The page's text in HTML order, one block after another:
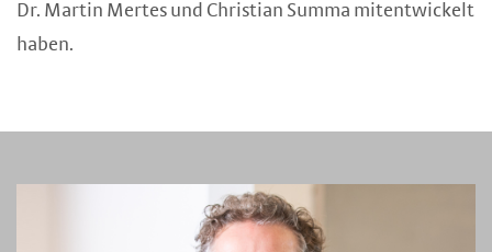
Dr. Martin Mertes und Christian Summa mitentwickelt
haben.